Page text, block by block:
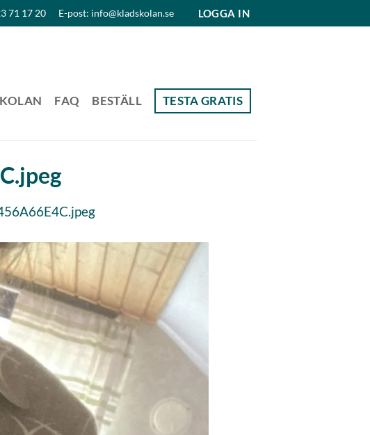
71 17 20 E-post: info@kladskolan.se LOGGA IN
FAQ BESTÄLL TESTA GRATIS